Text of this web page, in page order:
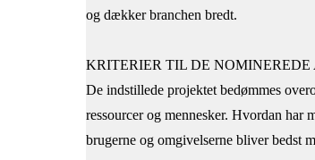
og dækker branchen bredt.
KRITERIER TIL DE NOMINEREDE
De indstillede projektet bedømmes
ressourcer og mennesker. Hvordan har
brugerne og omgivelserne bliver bedst